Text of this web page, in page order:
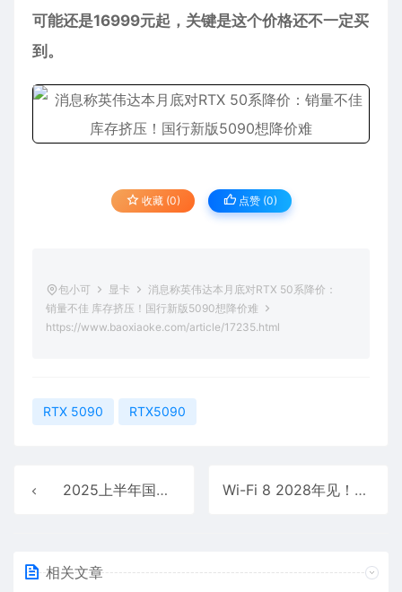
可能还是16999元起，关键是这个价格还不一定买
到。
收藏 (0) 点赞 (0)
包小可 显卡
消息称英伟达本月底对RTX 50系降价：
销量不佳 库存挤压！国行新版5090想降价难
https://www.baoxiaoke.com/article/17235.html
RTX 5090 RTX5090
2025上半年国内电竞显示器线上销量大涨40%：HKC独占鳌头 Wi-Fi 8 2028年见！不怕堵塞干扰 始终稳定如一
相关文章